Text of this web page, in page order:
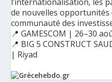
de nouvelles opportunités
communauté des
📍 GAMESCOM | 26–30
📍 BIG 5 CONSTRUCT
| Riyad